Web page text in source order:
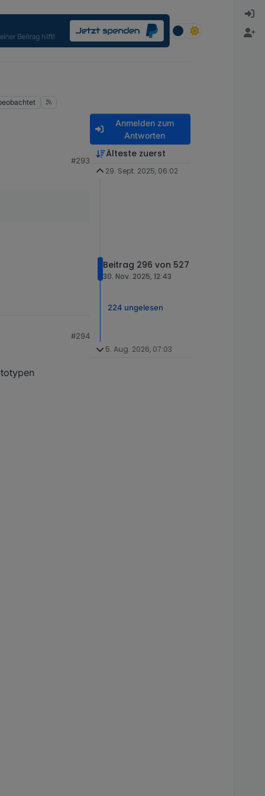
#293
#294
Anmelden zum
Antworten
Älteste zuerst
29. Sept. 2025, 06:02
Beitrag 296 von 527
30. Nov. 2025, 12:43
224 ungelesen
5. Aug. 2026, 07:03